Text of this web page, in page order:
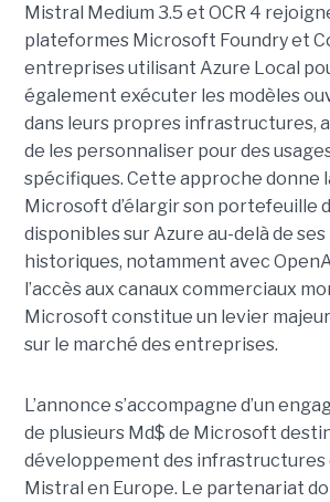
Mistral Medium 3.5 et OCR 4
plateformes Microsoft Foundry et
entreprises utilisant Azure Local
également exécuter les modèles
dans leurs propres infrastructures,
de les personnaliser pour des
spécifiques. Cette approche donne
Microsoft d’élargir son portefeuille
disponibles sur Azure au-delà de
historiques, notamment avec
l’accès aux canaux commerciaux
Microsoft constitue un levier
sur le marché des entreprises.
L’annonce s’accompagne d’un
de plusieurs Md$ de Microsoft
développement des infrastructures
Mistral en Europe. Le partenariat